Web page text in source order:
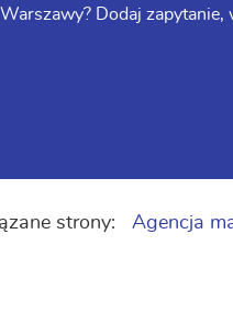
Warszawy? Dodaj zapytanie,
strony: Agencja